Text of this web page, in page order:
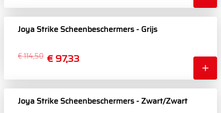
Joya Strike Scheenbeschermers - Grijs
€ 97,33
€ 114,50
Joya Strike Scheenbeschermers - Zwart/Zwart